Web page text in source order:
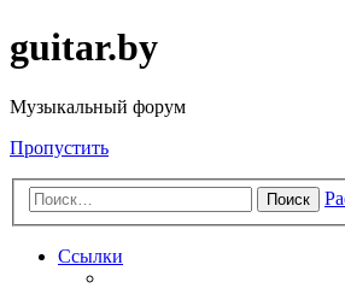
guitar.by
Музыкальный форум
Пропустить
Поиск
Ссылки